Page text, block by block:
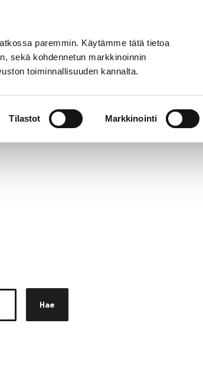
paremmin. Käytämme tätä tietoa
sekä kohdennetun markkinoinnin
toiminnallisuuden kannalta.
Tilastot Markkinointi
Hae